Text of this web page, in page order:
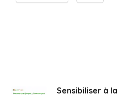
Sensibiliser à la